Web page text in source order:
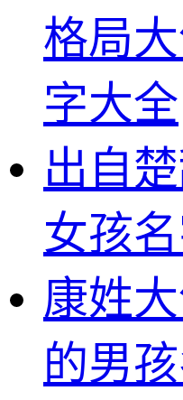
格局
字大全
出自
女孩
康姓
的男